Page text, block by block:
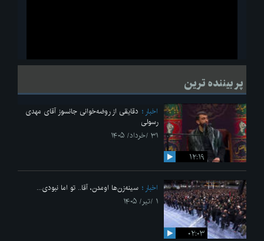
لحظاتی از قرائت زیارت اربعین امام حسین(ع) در مراسم عزاداری هیئات
پر بیننده ترین
۱۲:۱۹
اخبار
دقایقی از روضه‌خوانی جانسوز آقای مهدی
رسولی
۳۱ /خرداد/ ۱۴۰۵
۰۲:۰۳
اخبار
سینه‌زن‌ها اومدن،‌ آقا.. تو اما نبودی...
۱ /تیر/ ۱۴۰۵